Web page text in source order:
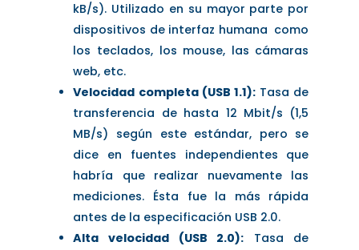
kB/s). Utilizado en su mayor parte por
dispositivos de interfaz humana como
los teclados, los mouse, las cámaras
web, etc.
Velocidad completa (USB 1.1):Tasa de
transferencia de hasta 12 Mbit/s (1,5
MB/s) según este estándar, pero se
dice en fuentes independientes que
habría que realizar nuevamente las
mediciones. Ésta fue la más rápida
antes de la especificación USB 2.0.
Alta velocidad (USB 2.0): Tasa de